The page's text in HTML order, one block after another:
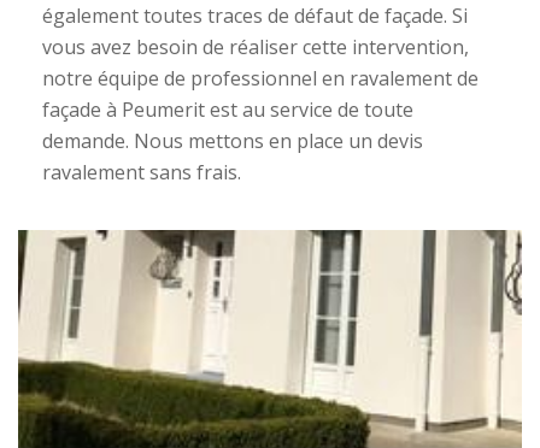
également toutes traces de défaut de façade. Si
vous avez besoin de réaliser cette intervention,
notre équipe de professionnel en ravalement de
façade à Peumerit est au service de toute
demande. Nous mettons en place un devis
ravalement sans frais.